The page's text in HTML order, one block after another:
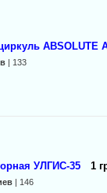
ABSOLUTE
| 133
УЛГИС-35 1
| 146